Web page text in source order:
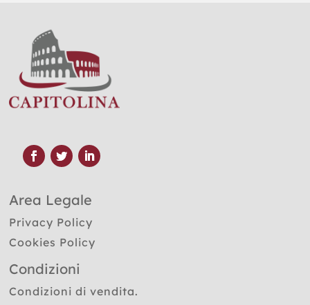
Area Legale
Privacy Policy
Cookies Policy
Condizioni
Condizioni di vendita.